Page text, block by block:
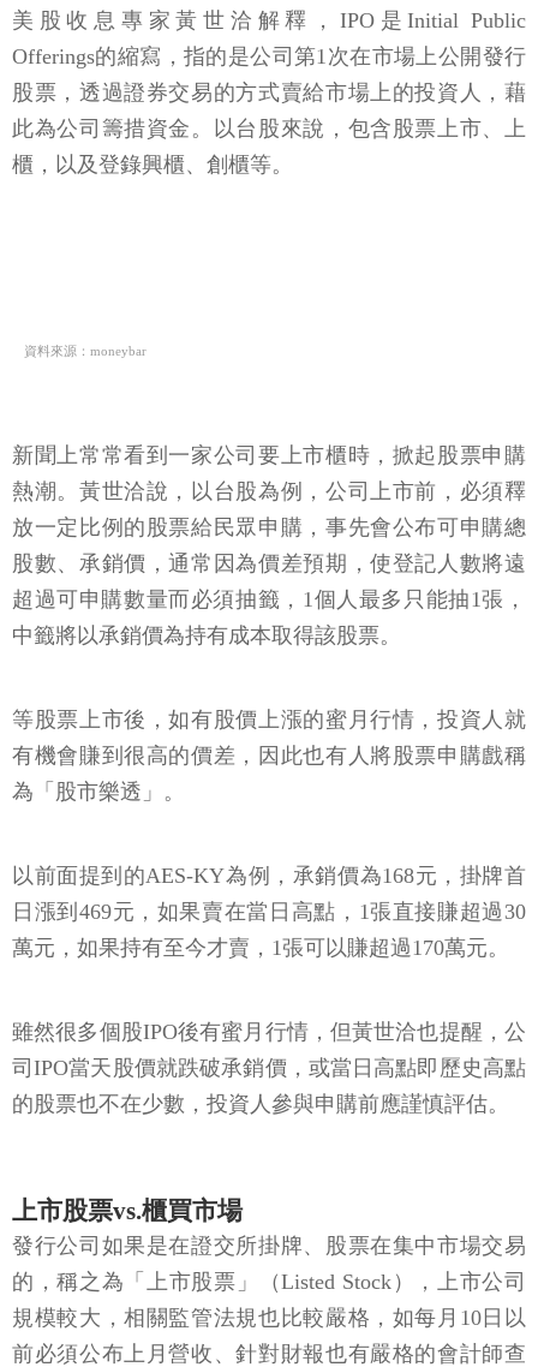
美股收息專家黃世洽解釋，IPO是Initial Public
Offerings的縮寫，指的是公司第1次在市場上公開發行
股票，透過證券交易的方式賣給市場上的投資人，藉
此為公司籌措資金。以台股來說，包含股票上市、上
櫃，以及登錄興櫃、創櫃等。
資料來源：moneybar
新聞上常常看到一家公司要上市櫃時，掀起股票申購
熱潮。黃世洽說，以台股為例，公司上市前，必須釋
放一定比例的股票給民眾申購，事先會公布可申購總
股數、承銷價，通常因為價差預期，使登記人數將遠
超過可申購數量而必須抽籤，1個人最多只能抽1張，
中籤將以承銷價為持有成本取得該股票。
等股票上市後，如有股價上漲的蜜月行情，投資人就
有機會賺到很高的價差，因此也有人將股票申購戲稱
為「股市樂透」。
以前面提到的AES-KY為例，承銷價為168元，掛牌首
日漲到469元，如果賣在當日高點，1張直接賺超過30
萬元，如果持有至今才賣，1張可以賺超過170萬元。
雖然很多個股IPO後有蜜月行情，但黃世洽也提醒，公
司IPO當天股價就跌破承銷價，或當日高點即歷史高點
的股票也不在少數，投資人參與申購前應謹慎評估。
上市股票vs.櫃買市場
發行公司如果是在證交所掛牌、股票在集中市場交易
的，稱之為「上市股票」（Listed Stock），上市公司
規模較大，相關監管法規也比較嚴格，如每月10日以
前必須公布上月營收、針對財報也有嚴格的會計師查